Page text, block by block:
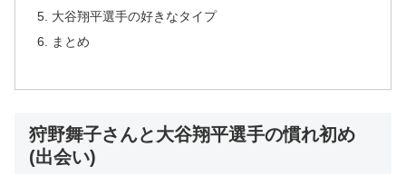
大谷翔平選手の好きなタイプ
まとめ
狩野舞子さんと大谷翔平選手の慣れ初め
(出会い)